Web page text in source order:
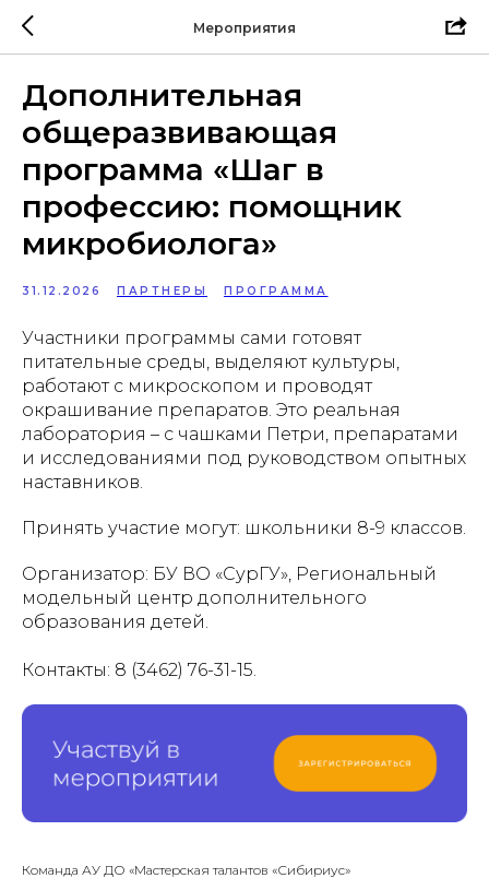
Мероприятия
Дополнительная
общеразвивающая
программа «Шаг в
профессию: помощник
микробиолога»
31.12.2026 ПАРТНЕРЫ ПРОГРАММА
Участники программы сами готовят
питательные среды, выделяют культуры,
работают с микроскопом и проводят
окрашивание препаратов. Это реальная
лаборатория – с чашками Петри, препаратами
и исследованиями под руководством опытных
наставников.
Принять участие могут: школьники 8-9 классов.
Организатор: БУ ВО «СурГУ», Региональный
модельный центр дополнительного
образования детей.
Контакты: 8 (3462) 76-31-15.
Команда АУ ДО «Мастерская талантов «Сибириус»